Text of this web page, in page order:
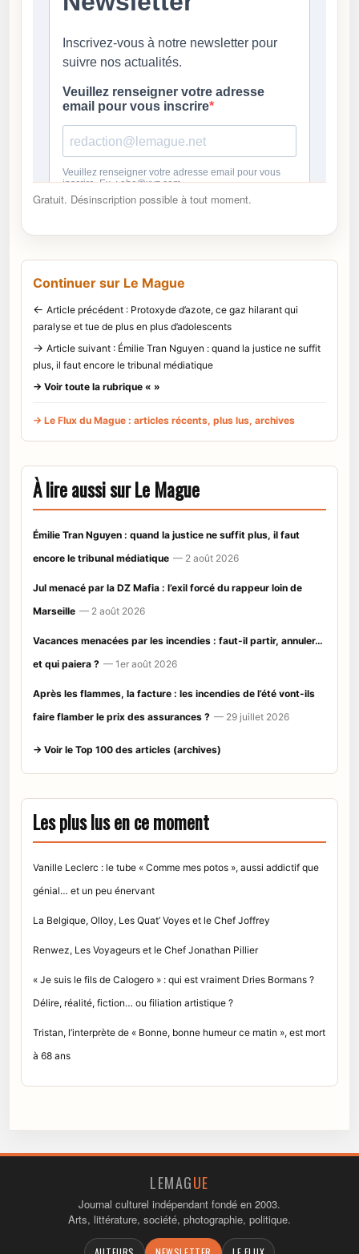
Gratuit. Désinscription possible à tout moment.
Continuer sur Le Mague
← Article précédent : Protoxyde d’azote, ce gaz hilarant qui
paralyse et tue de plus en plus d’adolescents
→ Article suivant : Émilie Tran Nguyen : quand la justice ne suffit
plus, il faut encore le tribunal médiatique
→ Voir toute la rubrique « »
→ Le Flux du Mague : articles récents, plus lus, archives
À lire aussi sur Le Mague
Émilie Tran Nguyen : quand la justice ne suffit plus, il faut
encore le tribunal médiatique — 2 août 2026
Jul menacé par la DZ Mafia : l’exil forcé du rappeur loin de
Marseille — 2 août 2026
Vacances menacées par les incendies : faut-il partir, annuler…
et qui paiera ? — 1er août 2026
Après les flammes, la facture : les incendies de l’été vont-ils
faire flamber le prix des assurances ? — 29 juillet 2026
→ Voir le Top 100 des articles (archives)
Les plus lus en ce moment
Vanille Leclerc : le tube « Comme mes potos », aussi addictif que
génial… et un peu énervant
La Belgique, Olloy, Les Quat’ Voyes et le Chef Joffrey
Renwez, Les Voyageurs et le Chef Jonathan Pillier
« Je suis le fils de Calogero » : qui est vraiment Dries Bormans ?
Délire, réalité, fiction… ou filiation artistique ?
Tristan, l’interprète de « Bonne, bonne humeur ce matin », est mort
à 68 ans
LEMAGUE
Journal culturel indépendant fondé en 2003.
Arts, littérature, société, photographie, politique.